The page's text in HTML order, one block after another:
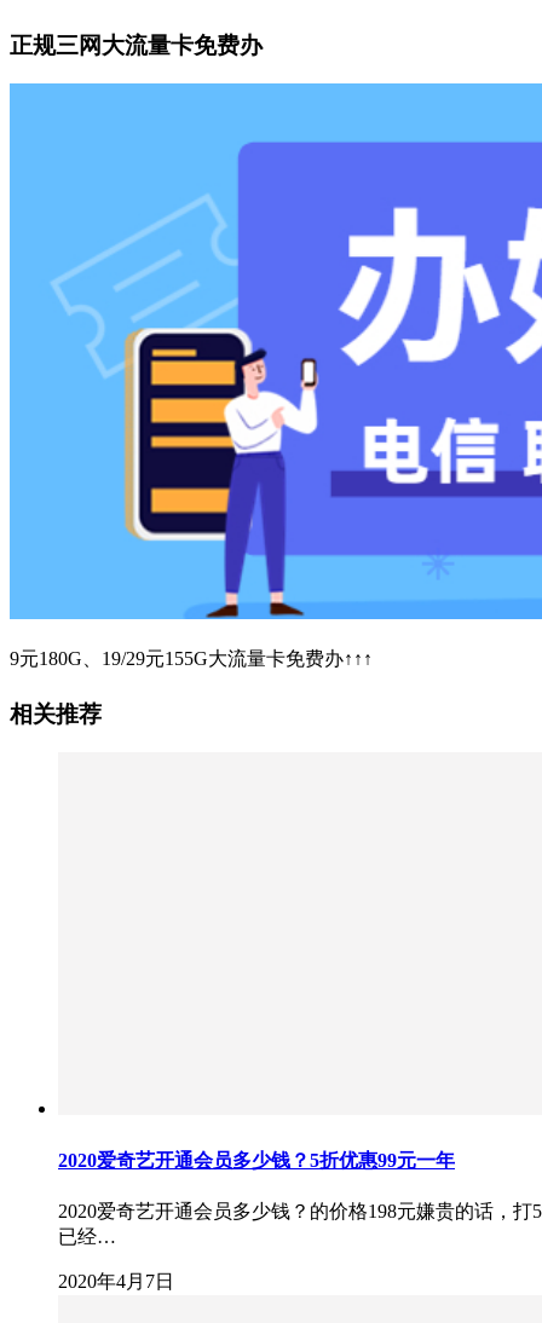
正规三网大流量卡免费办
9元180G、19/29元155G大流量卡免费办↑↑↑
相关推荐
2020爱奇艺开通会员多少钱？5折优惠99元一年
2020爱奇艺开通会员多少钱？的价格198元嫌贵的话，
已经…
2020年4月7日